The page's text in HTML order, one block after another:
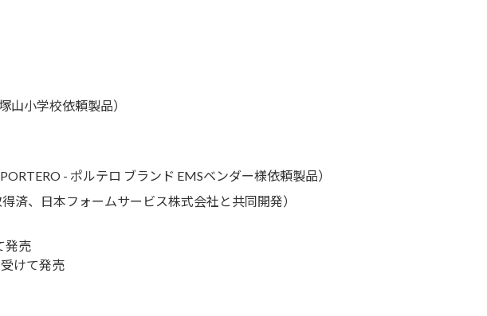
山小学校依頼製品）
- ポルテロ ブランド EMSベンダー様依頼製品）
済、日本フォームサービス株式会社と共同開発）
発売
けて発売